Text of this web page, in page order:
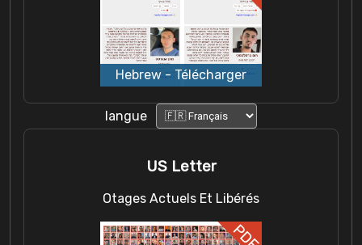
langue
US Letter
Otages Actuels Et Libérés